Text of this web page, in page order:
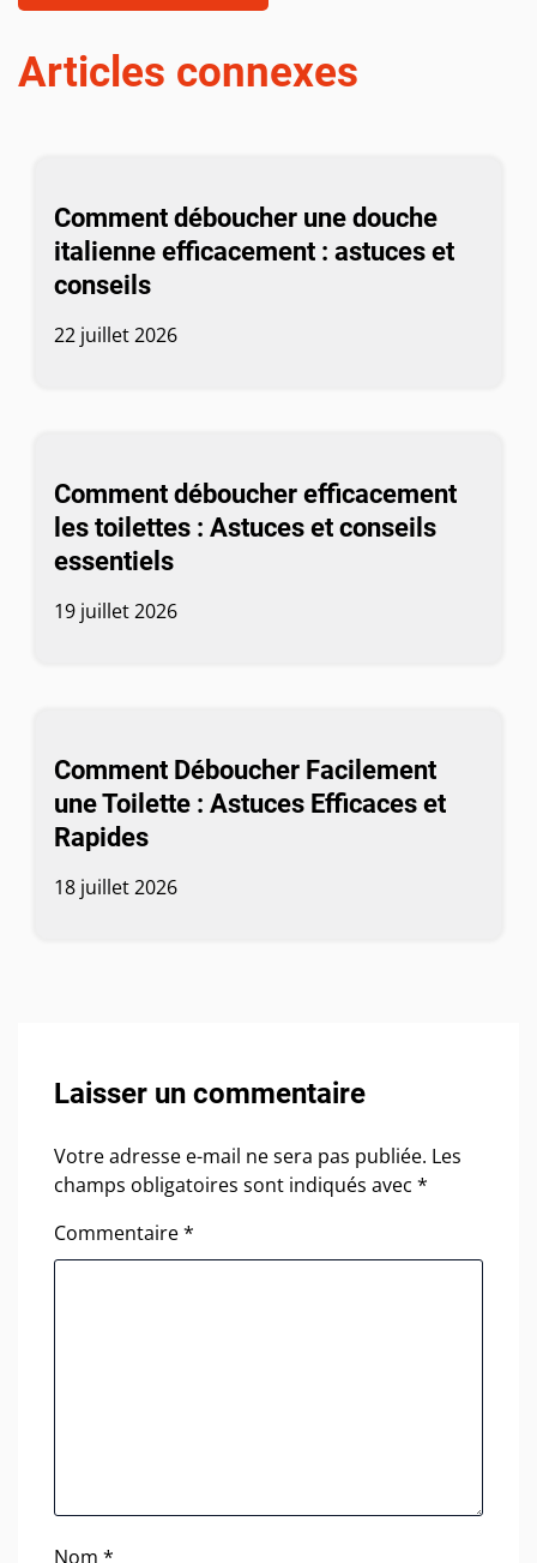
Articles connexes
Comment déboucher une douche
italienne efficacement : astuces et
conseils
22 juillet 2026
Comment déboucher efficacement
les toilettes : Astuces et conseils
essentiels
19 juillet 2026
Comment Déboucher Facilement
une Toilette : Astuces Efficaces et
Rapides
18 juillet 2026
Laisser un commentaire
Votre adresse e-mail ne sera pas publiée. Les
champs obligatoires sont indiqués avec *
Commentaire*
Nom *